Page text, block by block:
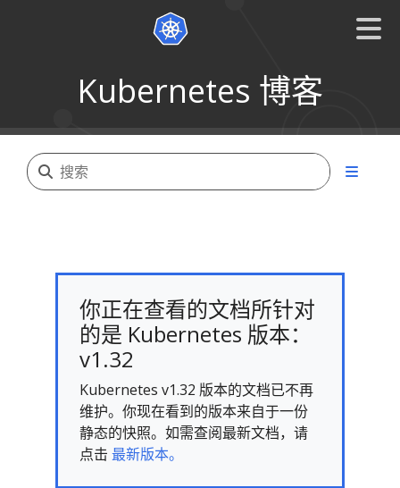
Kubernetes 博客
你正在查看的文档所针对
的是 Kubernetes 版本：
v1.32
Kubernetes v1.32 版本的文档已不再
维护。你现在看到的版本来自于一份
静态的快照。如需查阅最新文档，请
点击 最新版本。